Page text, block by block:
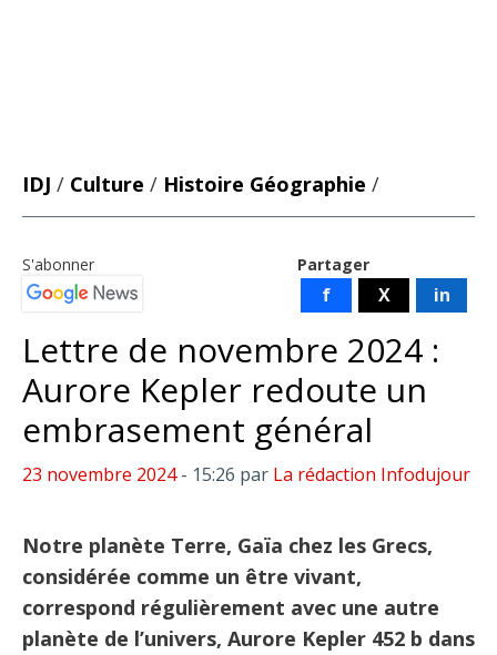
IDJ / Culture / Histoire Géographie /
Partager
f X in
S'abonner
Lettre de novembre 2024 :
Aurore Kepler redoute un
embrasement général
23 novembre 2024- 15:26 par La rédaction Infodujour
Notre planète Terre, Gaïa chez les Grecs,
considérée comme un être vivant,
correspond régulièrement avec une autre
planète de l’univers, Aurore Kepler 452 b dans